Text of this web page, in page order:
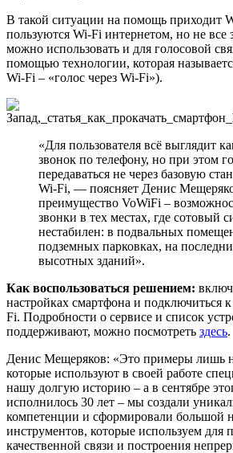
В такой ситуации на помощь приходит
пользуются Wi-Fi интернетом, но не все
можно использовать и для голосовой
помощью технологии, которая
Wi-Fi – «голос через Wi-Fi»).
«Для пользователя всё выглядит
звонок по телефону, но при этом
передаваться не через базовую
Wi-Fi, — поясняет Денис
преимущество VoWiFi –
звонки в тех местах, где сотовый
нестабилен: в подвальных
подземных парковках, на
высотных зданий».
Как воспользоваться решением:
настройках смартфона и подключиться
Fi. Подробности о сервисе и список
поддерживают, можно посмотреть здесь.
Денис Мещеряков: «Это примеры лишь
которые используют в своей работе
нашу долгую историю – а в сентябре
исполнилось 30 лет – мы создали
компетенции и сформировали большой
инструментов, которые используем для
качественной связи и построения